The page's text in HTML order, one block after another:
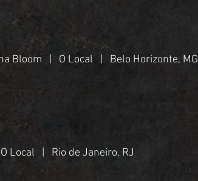
Bloom | O Local | Belo Horizonte, MG
Local | Rio de Janeiro, RJ